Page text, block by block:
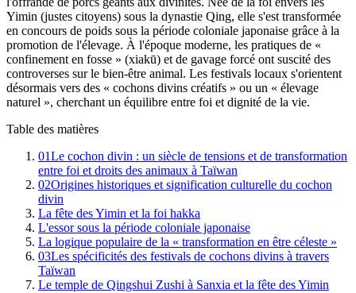
Yimin (justes citoyens) sous la dynastie Qing, elle s'est transformée
en concours de poids sous la période coloniale japonaise grâce à la
promotion de l'élevage. À l'époque moderne, les pratiques de «
confinement en fosse » (xiakū) et de gavage forcé ont suscité des
controverses sur le bien-être animal. Les festivals locaux s'orientent
désormais vers des « cochons divins créatifs » ou un « élevage
naturel », cherchant un équilibre entre foi et dignité de la vie.
Table des matières
01Le cochon divin : un siècle de tensions et de transformation
entre foi et droits des animaux à Taïwan
02Origines historiques et signification culturelle du cochon
divin
La fête des Yimin et la foi hakka
L'essor sous la période coloniale japonaise
La logique populaire de la « transformation en être céleste »
03Les spécificités des festivals de cochons divins à travers
Taïwan
Le temple de Qingshui Zushi à Sanxia et la fête des Yimin